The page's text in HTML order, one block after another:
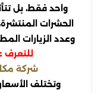
واحد فقط، بل
الحشرات
وعدد الزيارات
للتعرف
شركة
وتختلف